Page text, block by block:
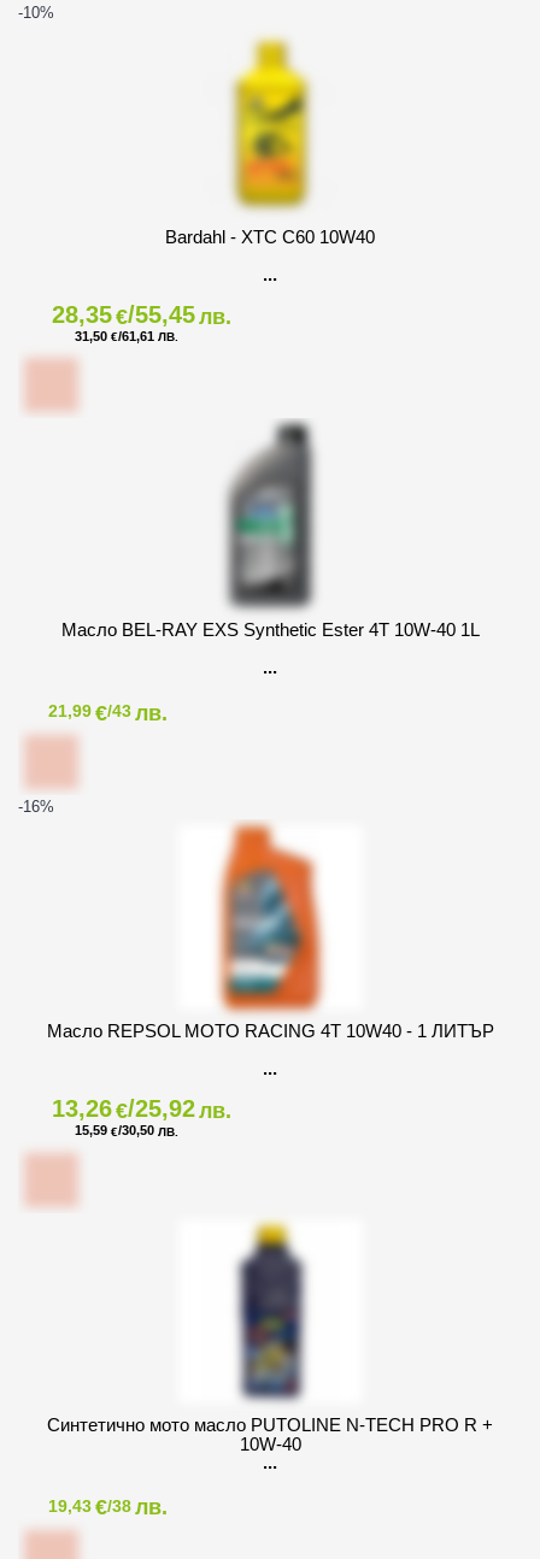
-10%
Bardahl - XTC C60 10W40
28,35€/55,45лв.
31,50 €/61,61 ЛВ.
Масло BEL-RAY EXS Synthetic Ester 4T 10W-40 1L
21,99€/43лв.
-16%
Масло REPSOL MOTO RACING 4T 10W40 - 1 ЛИТЪР
13,26€/25,92лв.
15,59 €/30,50 ЛВ.
Синтетично мото масло PUTOLINE N-TECH PRO R +
10W-40
19,43€/38лв.